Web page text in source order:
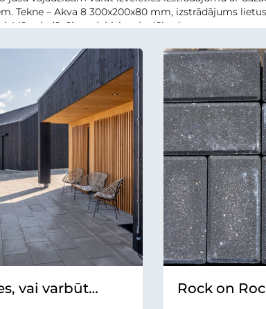
Tekne – Akva 8 300x200x80 mm, izstrādājums
Mēs piedāvājam dabiskus (pelēkus) un...
vai varbūt
Rock on